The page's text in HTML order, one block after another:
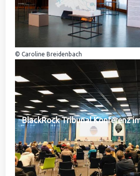
© Caroline Breidenbach
BlackRock Tribunal Konferenz